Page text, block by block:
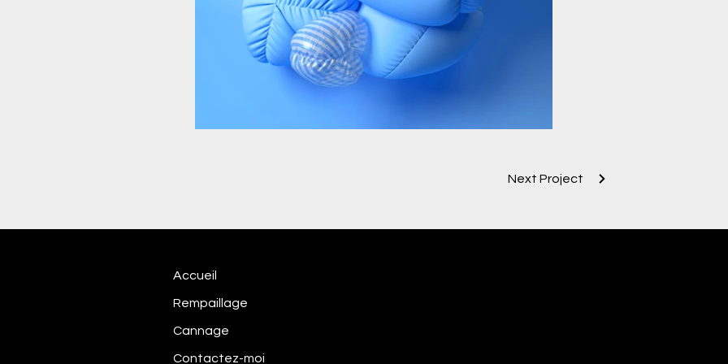
Next Project
Accueil
Rempaillage
Cannage
Contactez-moi